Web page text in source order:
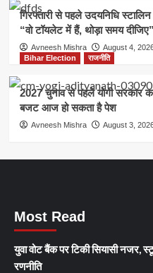
गिरफ्तारी से पहले उदयनिधि
“वो टॉयलेट में हैं, थोड़ा समय दीजिए”
Avneesh Mishra August 4,
Bihar Election
राजनीति
2027 चुनाव से पहले योगी सरकार
बजट आज हो सकता है पेश
Avneesh Mishra August 3,
Most Read
युवा वोट बैंक पर टिकी सियासी नजर,
रणनीति